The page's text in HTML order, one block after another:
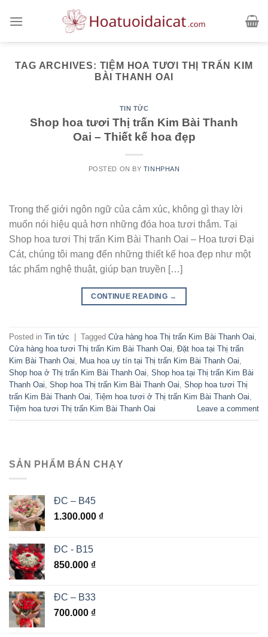
TAG ARCHIVES: TIỆM HOA TƯƠI THỊ TRẤN KIM
BÀI THANH OAI
TIN TỨC
Shop hoa tươi Thị trấn Kim Bài Thanh
Oai – Thiết kế hoa đẹp
POSTED ON BY TINHPHAN
Trong thế giới ngôn ngữ của cảm xúc, không gì thay lời
muốn nói hiệu quả hơn những đóa hoa tươi thắm. Tại
Shop hoa tươi Thị trấn Kim Bài Thanh Oai – Hoa tươi Đại
Cát, chúng tôi mang đến những thiết kế hoa đẹp như một
tác phẩm nghệ thuật, giúp bạn truyền […]
CONTINUE READING →
Posted in Tin tức Tagged Cửa hàng hoa Thị trấn Kim Bài Thanh Oai
Cửa hàng hoa tươi Thị trấn Kim Bài Thanh Oai Đặt hoa tại Thị trấn
Kim Bài Thanh Oai
Mua hoa uy tín tại Thị trấn Kim Bài Thanh Oai
Shop hoa ở Thị trấn Kim Bài Thanh Oai Shop hoa tại Thị trấn Kim Bài
Thanh Oai Shop hoa Thị trấn Kim Bài Thanh Oai Shop hoa tươi Thị
trấn Kim Bài Thanh Oai Tiệm hoa tươi ở Thị trấn Kim Bài Thanh Oai
Tiệm hoa tươi Thị trấn Kim Bài Thanh Oai
Leave a comment
SẢN PHẨM BÁN CHẠY
ĐC – B45
1.300.000 ₫
ĐC - B15
850.000 ₫
ĐC – B33
700.000 ₫